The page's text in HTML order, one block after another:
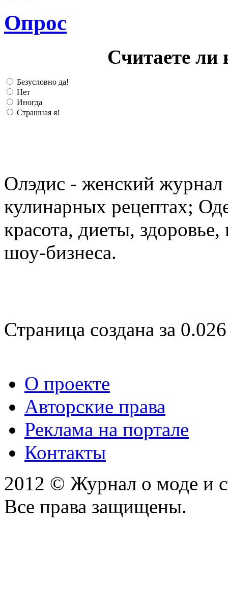
Опрос
Считаете ли
Безусловно да!
Нет
Иногда
Страшная я!
Олэдис - женский журнал
кулинарных рецептах;
красота, диеты,
шоу-бизнеса.
Страница создана за
О проекте
Авторские права
Реклама на портале
Контакты
2012 © Журнал о моде и
Все права защищены.